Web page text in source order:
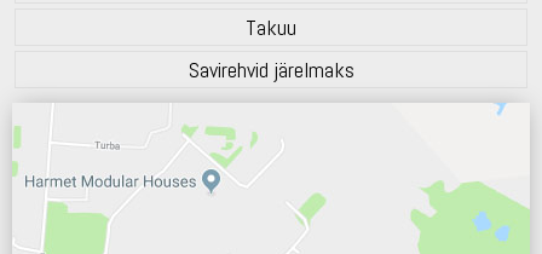
Takuu
Savirehvid järelmaks